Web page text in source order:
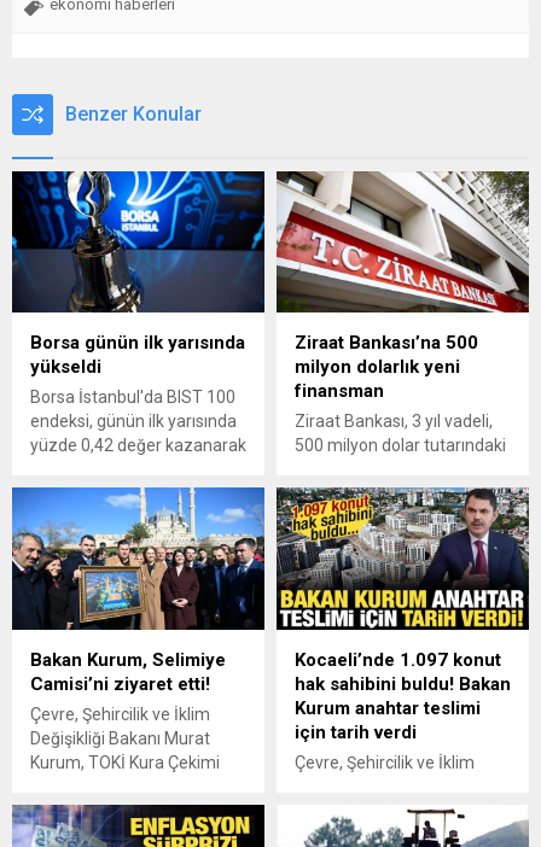
ekonomi haberleri
Benzer Konular
Borsa günün ilk yarısında
yükseldi
Borsa İstanbul'da BIST 100
endeksi, günün ilk yarısında
yüzde 0,42 değer kazanarak
Ziraat Bankası’na 500
milyon dolarlık yeni
finansman
Ziraat Bankası, 3 yıl vadeli,
500 milyon dolar tutarındaki
işlemini tamamladı.
Bakan Kurum, Selimiye
Camisi’ni ziyaret etti!
Çevre, Şehircilik ve İklim
Değişikliği Bakanı Murat
Kurum, TOKİ Kura Çekimi
Edirne'de ziyaretlerde
bulundu.
Kocaeli’nde 1.097 konut
hak sahibini buldu! Bakan
Kurum anahtar teslimi
için tarih verdi
Çevre, Şehircilik ve İklim
Kurum, Cedit Mahallesi
Kentsel Dönüşüm Projesi